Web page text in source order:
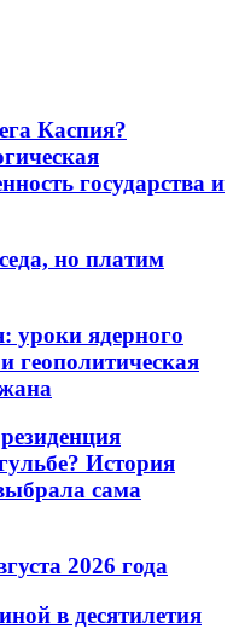
Каспия?
государства и
но платим
уроки ядерного
геополитическая
История
сама
2026 года
в десятилетия